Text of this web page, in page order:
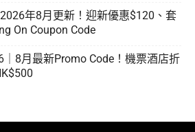
2026年8月更新！迎新優惠$120、套
On Coupon Code
8月最新Promo Code！機票酒店折